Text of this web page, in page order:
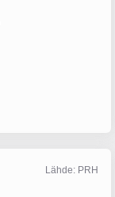
Lähde: PRH